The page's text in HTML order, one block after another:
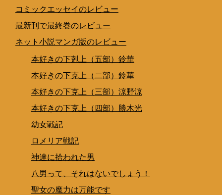
コミックエッセイのレビュー
最新刊で最終巻のレビュー
ネット小説マンガ版のレビュー
本好きの下剋上（五部）鈴華
本好きの下克上（二部）鈴華
本好きの下克上（三部）涼野涼
本好きの下克上（四部）勝木光
幼女戦記
ロメリア戦記
神達に拾われた男
八男って、それはないでしょう！
聖女の魔力は万能です